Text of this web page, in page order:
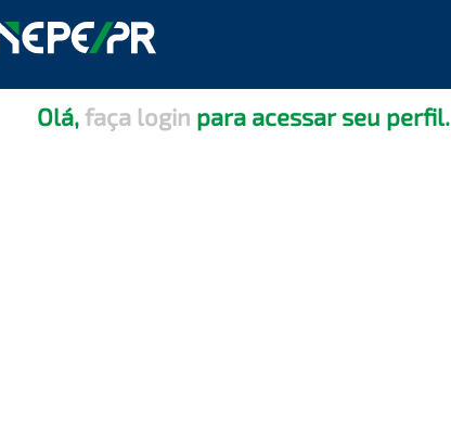
Olá, faça login para acessar seu perfil.